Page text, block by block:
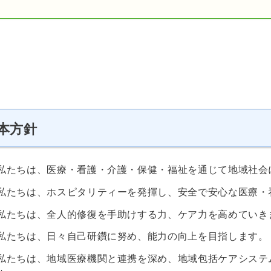
方針
たちは、医療・看護・介護・保健・福祉を通じて地域社
たちは、ホスピタリティーを発揮し、安全で安心な医療
たちは、全人的修復を手助けする力、ケア力を高めてい
たちは、日々自己研鑽に努め、能力の向上を目指します。
たちは、地域医療機関と連携を深め、地域包括ケアシス